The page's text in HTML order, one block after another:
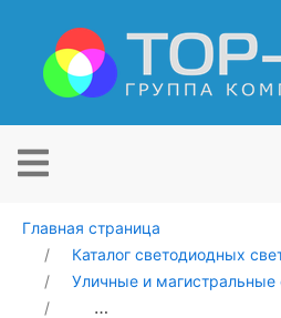
Главная страница
Каталог светодиодных
Уличные и магистральные
Уличный светодиодный